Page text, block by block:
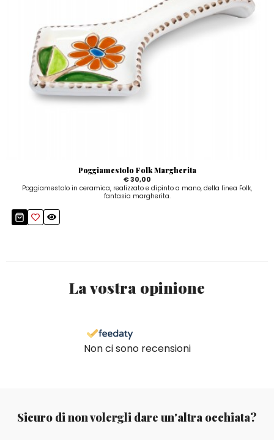
Poggiamestolo Folk Margherita
€ 30,00
Poggiamestolo in ceramica, realizzato e dipinto a mano, della linea Folk,
fantasia margherita.
La vostra opinione
Non ci sono recensioni
Sicuro di non volergli dare un'altra occhiata?